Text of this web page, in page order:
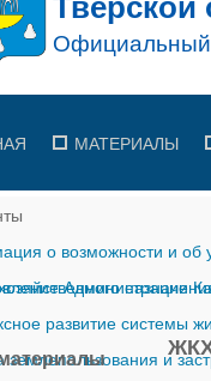
МАТЕРИАЛЫ
о возможности и об
Администрации
развитие системы
землепользования и